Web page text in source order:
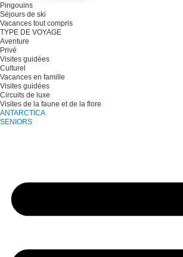
Pingouins
Séjours de ski
Vacances tout compris
TYPE DE VOYAGE
Aventure
Privé
Visites guidées
Culturel
Vacances en famille
Visites guidées
Circuits de luxe
Visites de la faune et de la flore
ANTARCTICA
SENIORS